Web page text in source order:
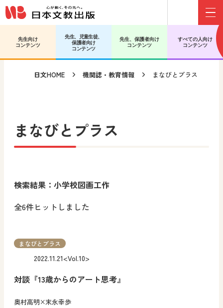
メインコンテンツへ移動
サブコンテンツへ移動
先生向け
コンテンツ
先生、児童生徒、
保護者向け
コンテンツ
先生、保護者向け
コンテンツ
すべての人向け
コンテンツ
日文HOME 機関誌・教育情報 まなびとプラス
まなびとプラス
検索結果：小学校図画工作
全6件ヒットしました
対談『13歳からのアート思考』
奥村高明×末永幸歩
2022.11.21<Vol.10>
まなびとプラス